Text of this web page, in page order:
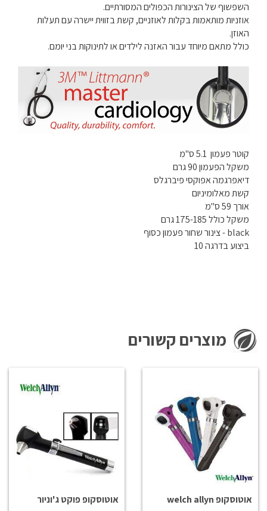
השפשוף של הצינורות הכפולים המסורתיים.
אוזניות מותאמות בקלות לאוזניים, קשת בזווית יישרה עם תעלות
האוזן.
כולל מתאםמיוחד עבור האזנה לילדים או לתינוקות בני יומם.
קוטר פעמון 5.1 ס"מ
משקל הפעמון 90 גרם
דיאפרגמה אפוקסי פיברגלס
קשת מאלומיניום
אורך 59 ס"מ
משקל כולל 175-185 גרם
black - צינור שחור פעמון כסוף
ביצוע בדרגה 10
מוצרים קשורים
אוטוסקופ welch allyn אוטוסקופ פוקט ג'וניור